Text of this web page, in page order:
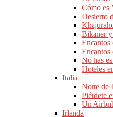
Cómo es
Desierto
Bikaner y
Encantos
Encantos
No has
Hoteles
Italia
Norte de
Piérdete
Un
Irlanda